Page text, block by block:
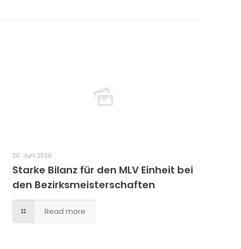
20. Juni 2026
Starke Bilanz für den MLV Einheit bei
den Bezirksmeisterschaften
Read more